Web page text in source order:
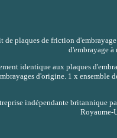
de plaques de friction
d'embrayage
identique aux plaques
d'origine. 1 x ensemble
indépendante britannique
Royaume-